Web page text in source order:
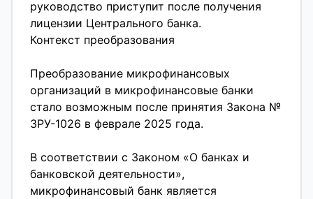
планирующих регулярные выплаты
(пассивный доход); тех, кто ищет более
доходную альтернативу классическим
облигации agat credit доступны через
мобильное приложение. Вся информация об
условиях и графике выплат
предоставляется до принятия
показана доходность при покупке
облигации на 100.000.000 сумов под 27%
годовых.
руководство приступит после получения
лицензии Центрального банка.
Контекст преобразования
Преобразование микрофинансовых
организаций в микрофинансовые банки
стало возможным после принятия Закона №
ЗРУ-1026 в феврале 2025 года.
В соответствии с Законом «О банках и
банковской деятельности»,
микрофинансовый банк является